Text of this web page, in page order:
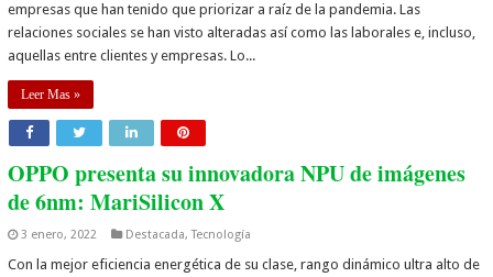
empresas que han tenido que priorizar a raíz de la pandemia. Las
relaciones sociales se han visto alteradas así como las laborales e, incluso,
aquellas entre clientes y empresas. Lo...
Leer Mas »
OPPO presenta su innovadora NPU de imágenes
de 6nm: MariSilicon X
3 enero, 2022 Destacada,Tecnología
Con la mejor eficiencia energética de su clase, rango dinámico ultra alto de